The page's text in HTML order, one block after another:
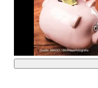
Hinweise dazu